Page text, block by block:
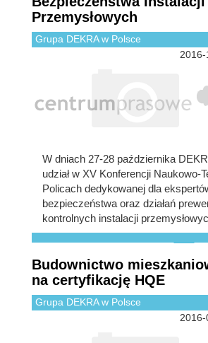
Przemysłowych
Grupa DEKRA w Polsce
W dniach 27-28 października
udział w XV Konferencji Naukowo-
Policach dedykowanej dla
bezpieczeństwa oraz działań
kontrolnych instalacji
Budownictwo
na certyfikację HQE
Grupa DEKRA w Polsce
2016-